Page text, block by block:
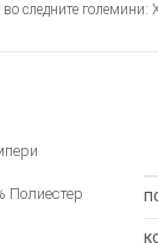
во следните
Полиестер